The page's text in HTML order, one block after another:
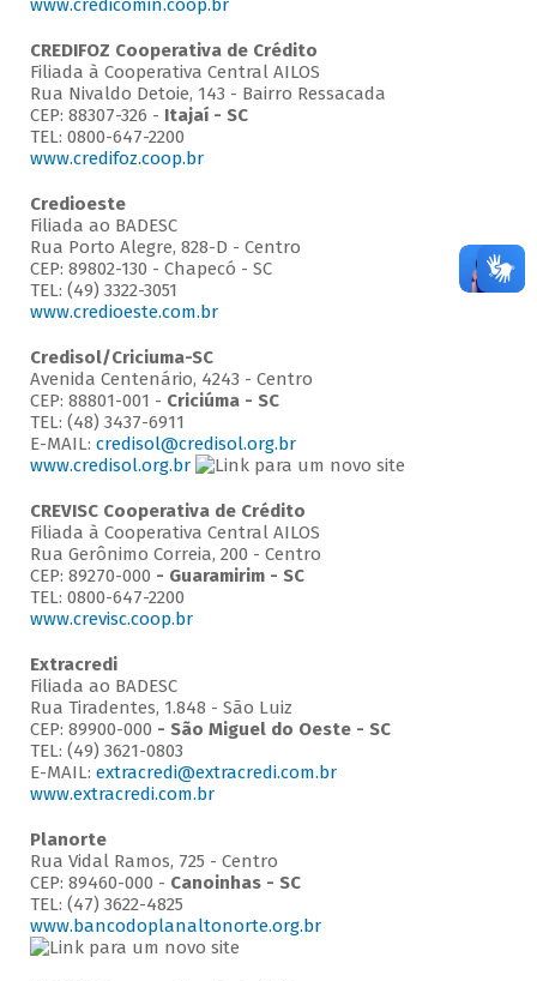
www.credicomin.coop.br
CREDIFOZ Cooperativa de Crédito
Filiada à Cooperativa Central AILOS
Rua Nivaldo Detoie, 143 - Bairro Ressacada
CEP: 88307-326 - Itajaí - SC
TEL: 0800-647-2200
www.credifoz.coop.br
Credioeste
Filiada ao BADESC
Rua Porto Alegre, 828-D - Centro
CEP: 89802-130 - Chapecó - SC
TEL: (49) 3322-3051
www.credioeste.com.br
Credisol/Criciuma-SC
Avenida Centenário, 4243 - Centro
CEP: 88801-001 - Criciúma - SC
TEL: (48) 3437-6911
E-MAIL: credisol@credisol.org.br
www.credisol.org.br
CREVISC Cooperativa de Crédito
Filiada à Cooperativa Central AILOS
Rua Gerônimo Correia, 200 - Centro
CEP: 89270-000 - Guaramirim - SC
TEL: 0800-647-2200
www.crevisc.coop.br
Extracredi
Filiada ao BADESC
Rua Tiradentes, 1.848 - São Luiz
CEP: 89900-000 - São Miguel do Oeste - SC
TEL: (49) 3621-0803
E-MAIL: extracredi@extracredi.com.br
www.extracredi.com.br
Planorte
Rua Vidal Ramos, 725 - Centro
CEP: 89460-000 - Canoinhas - SC
TEL: (47) 3622-4825
www.bancodoplanaltonorte.org.br